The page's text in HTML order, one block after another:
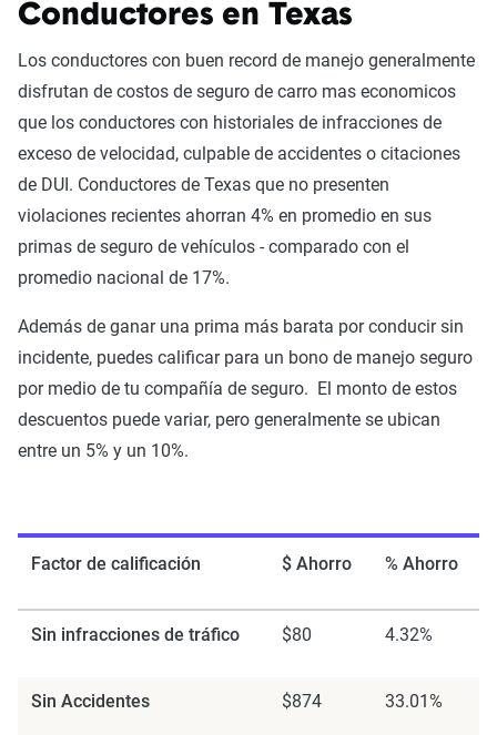
Conductores en Texas
Los conductores con buen record de manejo generalmente
disfrutan de costos de seguro de carro mas economicos
que los conductores con historiales de infracciones de
exceso de velocidad, culpable de accidentes o citaciones
de DUI. Conductores de Texas que no presenten
violaciones recientes ahorran 4% en promedio en sus
primas de seguro de vehículos - comparado con el
promedio nacional de 17%.
Además de ganar una prima más barata por conducir sin
incidente, puedes calificar para un bono de manejo seguro
por medio de tu compañía de seguro. El monto de estos
descuentos puede variar, pero generalmente se ubican
entre un 5% y un 10%.
Factor de calificación $ Ahorro % Ahorro
Sin infracciones de tráfico $80 4.32%
Sin Accidentes $874 33.01%